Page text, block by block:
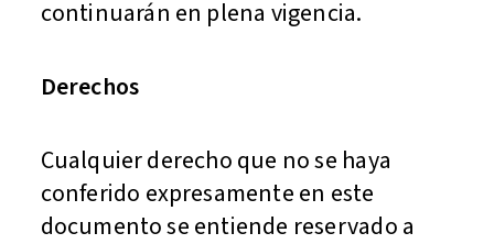
continuarán en plena vigencia.
Derechos
Cualquier derecho que no se haya
conferido expresamente en este
documento se entiende reservado a